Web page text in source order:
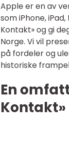
Apple er en av
som iPhone,
Kontakt» og gi
Norge. Vi vil
på fordeler og
historiske
En
Kontakt»